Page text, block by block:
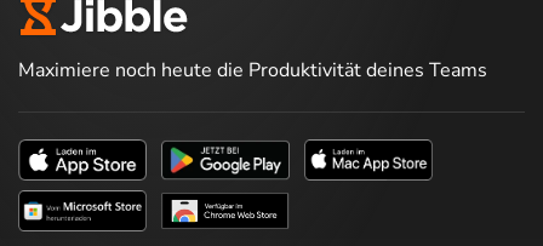
Maximiere noch heute die Produktivität deines Teams